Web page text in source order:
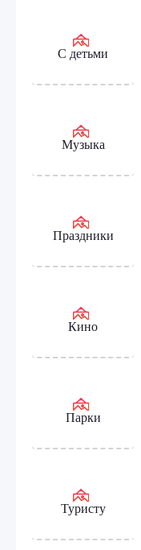
С детьми
Музыка
Праздники
Кино
Парки
Туристу